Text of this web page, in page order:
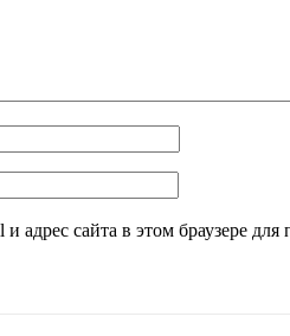
адрес сайта в этом браузере